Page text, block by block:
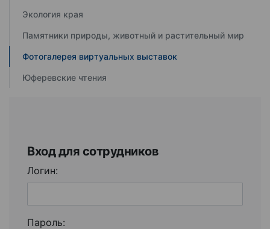
Экология края
Памятники природы, животный и растительный мир
Фотогалерея виртуальных выставок
Юферевские чтения
Вход для сотрудников
Логин:
Пароль: